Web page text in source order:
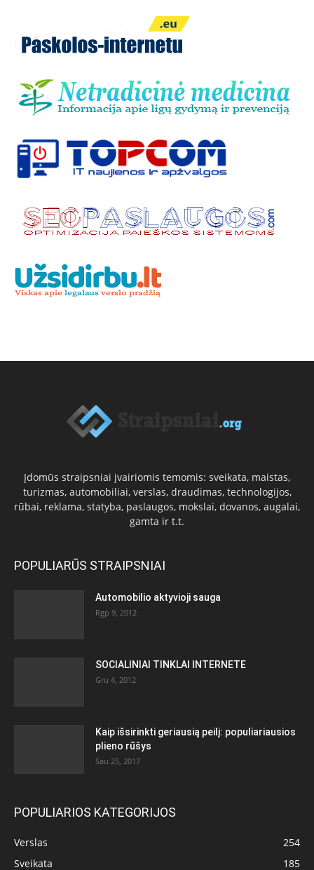
Įdomūs straipsniai įvairiomis temomis: sveikata, maistas,
turizmas, automobiliai, verslas, draudimas, technologijos,
rūbai, reklama, statyba, paslaugos, mokslai, dovanos, augalai,
gamta ir t.t.
POPULIARŪS STRAIPSNIAI
Automobilio aktyvioji sauga
Rgp 9, 2012
SOCIALINIAI TINKLAI INTERNETE
Gru 4, 2012
Kaip išsirinkti geriausią peilį: populiariausios
plieno rūšys
Sau 25, 2017
POPULIARIOS KATEGORIJOS
Verslas
254
Sveikata
185